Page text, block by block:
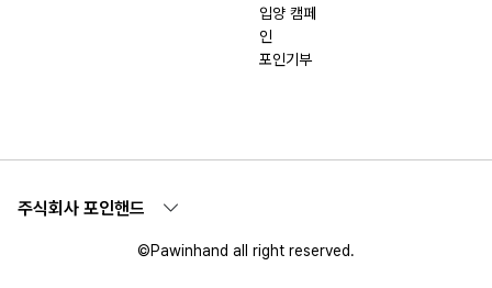
입양 캠페
인
포인기부
주식회사 포인핸드
©Pawinhand all right reserved.